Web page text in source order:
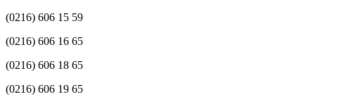
(0216) 606 15 59
(0216) 606 16 65
(0216) 606 18 65
(0216) 606 19 65